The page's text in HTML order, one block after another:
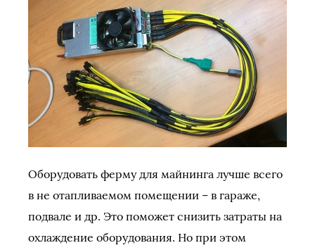
Оборудовать ферму для майнинга лучше всего
в не отапливаемом помещении – в гараже,
подвале и др. Это поможет снизить затраты на
охлаждение оборудования. Но при этом